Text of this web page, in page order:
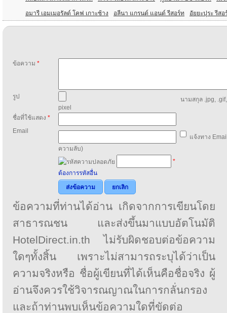
อมารี เอมเมอรัลด์ โคฟ เกาะช้าง อลีนา แกรนด์ แอนด์ รีสอร์ท อัยยะปุระ รีส
ข้อความ *
รูป
นามสกุล .jpg,
pixel
ชื่อที่ใช้แสดง *
Email
แจ้งทาง
ความลับ)
*
ต้องการรหัสอื่น
ส่งข้อความ
ยกเลิก
ข้อความที่ท่านได้อ่าน เกิดจากการเขียนโดย
สาธารณชน และส่งขึ้นมาแบบอัตโนมัติ
HotelDirect.in.th ไม่รับผิดชอบต่อข้อความ
ใดๆทั้งสิ้น เพราะไม่สามารถระบุได้ว่าเป็น
ความจริงหรือ ชื่อผู้เขียนที่ได้เห็นคือชื่อจริง ผู้
อ่านจึงควรใช้วิจารณญาณในการกลั่นกรอง
และถ้าท่านพบเห็นข้อความใดที่ขัดต่อ